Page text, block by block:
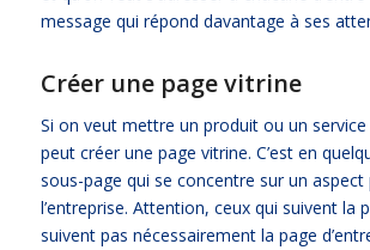
message qui répond davantage à ses
Créer une page vitrine
Si on veut mettre un produit ou un
peut créer une page vitrine. C’est en
sous-page qui se concentre sur un aspect
l’entreprise. Attention, ceux qui suivent la
suivent pas nécessairement la page